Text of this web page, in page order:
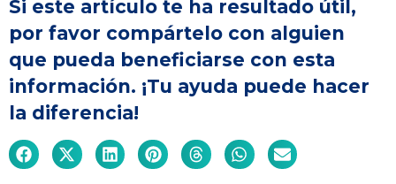
Si este artículo te ha resultado útil,
por favor compártelo con alguien
que pueda beneficiarse con esta
información. ¡Tu ayuda puede hacer
la diferencia!